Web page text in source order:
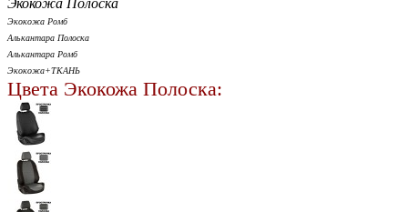
Экокожа Полоска
Экокожа Ромб
Алькантара Полоска
Алькантара Ромб
Экокожа+ТКАНЬ
Цвета Экокожа Полоска: